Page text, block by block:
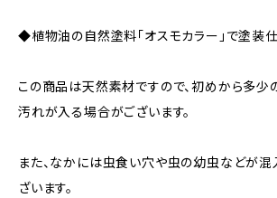
◆植物油の自然塗料「オスモカラー」で塗装
この商品は天然素材ですので、初めから多少
汚れが入る場合がございます。
また、なかには虫食い穴や虫の幼虫などが混
ざいます。